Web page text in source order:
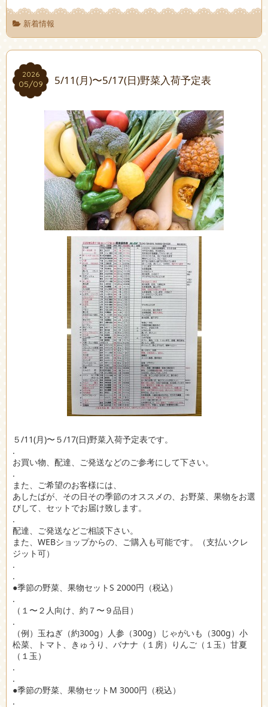
新着情報
2026
05/09
2026
05/09 5/11(月)〜5/17(日)野菜入荷予定表
５/11(月)〜５/17(日)野菜入荷予定表です。
.
お買い物、配達、ご発送などのご参考にして下さい。
.
また、ご希望のお客様には、
あしたばが、その日その季節のオススメの、お野菜、果物をお選
びして、セットでお届け致します。
.
配達、ご発送などご相談下さい。
また、WEBショップからの、ご購入も可能です。（支払いクレ
ジット可）
.
.
●季節の野菜、果物セットS 2000円（税込）
.
（１〜２人向け、約７〜９品目）
.
（例）玉ねぎ（約300g）人参（300g）じゃがいも（300g）小
松菜、トマト、きゅうり、バナナ（１房）りんご（１玉）甘夏
（１玉）
.
.
●季節の野菜、果物セットM 3000円（税込）
.